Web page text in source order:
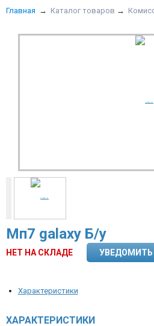
Главная → Каталог товаров →
Мп7 galaxy Б/у
НЕТ НА СКЛАДЕ УВЕДОМИТЬ
Характеристики
ХАРАКТЕРИСТИКИ